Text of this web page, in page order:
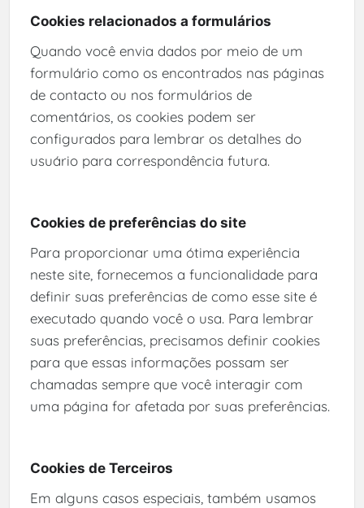
Cookies relacionados a formulários
Quando você envia dados por meio de um
formulário como os encontrados nas páginas
de contacto ou nos formulários de
comentários, os cookies podem ser
configurados para lembrar os detalhes do
usuário para correspondência futura.
Cookies de preferências do site
Para proporcionar uma ótima experiência
neste site, fornecemos a funcionalidade para
definir suas preferências de como esse site é
executado quando você o usa. Para lembrar
suas preferências, precisamos definir cookies
para que essas informações possam ser
chamadas sempre que você interagir com
uma página for afetada por suas preferências.
Cookies de Terceiros
Em alguns casos especiais, também usamos